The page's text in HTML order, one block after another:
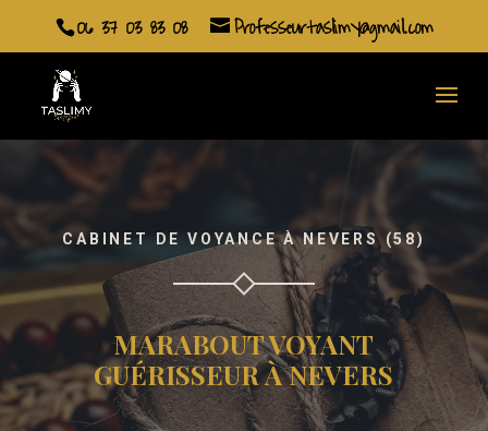
06 37 03 83 08 Professeurtaslimy@gmail.com
CABINET DE VOYANCE À NEVERS (58)
MARABOUT VOYANT
GUÉRISSEUR À NEVERS